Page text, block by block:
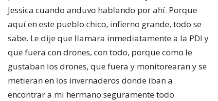
Jessica cuando anduvo hablando por ahí. Porque
aquí en este pueblo chico, infierno grande, todo se
sabe. Le dije que llamara inmediatamente a la PDI y
que fuera con drones, con todo, porque como le
gustaban los drones, que fuera y monitorearan y se
metieran en los invernaderos donde iban a
encontrar a mi hermano seguramente todo